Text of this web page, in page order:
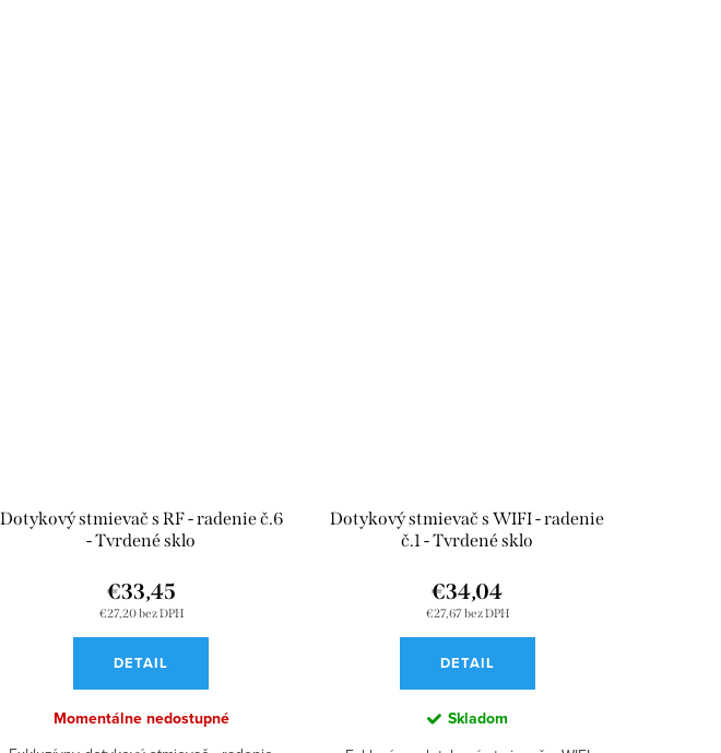
Dotykový stmievač s RF - radenie č.6
- Tvrdené sklo
€27,20 bez DPH
€33,45
DETAIL
Momentálne nedostupné
Dotykový stmievač s WIFI - radenie
č.1 - Tvrdené sklo
€27,67 bez DPH
€34,04
DETAIL
Skladom